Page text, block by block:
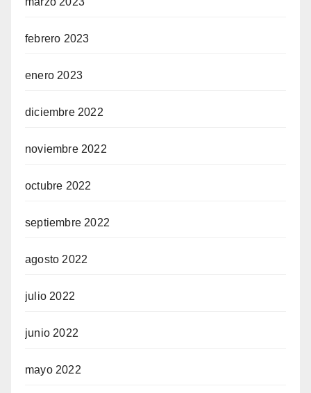
febrero 2023
enero 2023
diciembre 2022
noviembre 2022
octubre 2022
septiembre 2022
agosto 2022
julio 2022
junio 2022
mayo 2022